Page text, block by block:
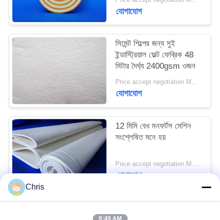
PRIVACY
POLICY
যোগাযোগ
সিমেন্ট শিল্পের জন্য সুই
ইন্ডাস্ট্রিয়াল ফেল্ট ফেব্রিক 48
মিটার দৈর্ঘ্য 2400gsm ওজন
Price accept negotiation MOQ:এক পিসি
যোগাযোগ
12 মিমি বেধ মনফর্টস মেশিন
সংশ্লেষিত মনে হয়
Price accept negotiation MOQ:1 টুকরা
যোগাযোগ
Chris
8:49 AM